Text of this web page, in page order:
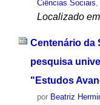
Ciências Sociais,
Localizado em
Centenário da
pesquisa
"Estudos
por Beatriz